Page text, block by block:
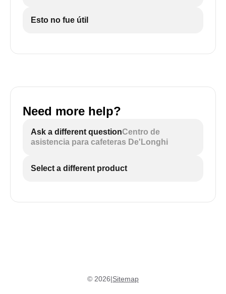
Esto no fue útil
Need more help?
Ask a different questionCentro de
asistencia para cafeteras De'Longhi
Select a different product
© 2026|Sitemap